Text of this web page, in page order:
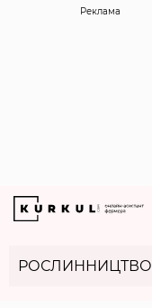
Реклама
РОСЛИННИЦТВО